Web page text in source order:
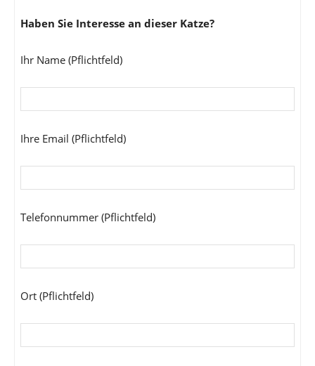
Haben Sie Interesse an dieser Katze?
Ihr Name (Pflichtfeld)
Ihre Email (Pflichtfeld)
Telefonnummer (Pflichtfeld)
Ort (Pflichtfeld)